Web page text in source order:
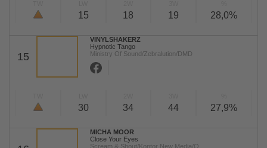
15 18 19 28,0%
15
VINYLSHAKERZ
Hypnotic Tango
Ministry Of Sound/Zebralution/DMD
30 34 44 27,9%
MICHA MOOR
Close Your Eyes
Scream & Shout/Kontor New Media/Q